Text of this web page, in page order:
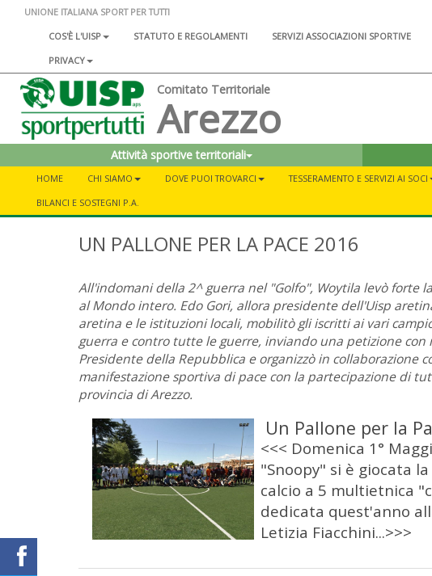
UNIONE ITALIANA SPORT PER TUTTI
COS'È L'UISP
STATUTO E REGOLAMENTI SERVIZI ASSOCIAZIONI SPORTIVE
PRIVACY
Comitato Territoriale
Arezzo
Attività sportive territoriali
HOME CHI SIAMO DOVE PUOI TROVARCI TESSERAMENTO E SERVIZI AI SOCI
BILANCI E SOSTEGNI P.A.
UN PALLONE PER LA PACE 2016
All'indomani della 2^ guerra nel "Golfo", Woytila levò forte
al Mondo intero. Edo Gori, allora presidente dell'Uisp
aretina e le istituzioni locali, mobilitò gli iscritti ai vari
guerra e contro tutte le guerre, inviando una petizione con
Presidente della Repubblica e organizzò in collaborazione
manifestazione sportiva di pace con la partecipazione di
provincia di Arezzo.
Un Pallone per la
<<< Domenica 1°
"Snoopy" si è giocata
calcio a 5 multietnica
dedicata quest'anno
Letizia Fiacchini...>>>